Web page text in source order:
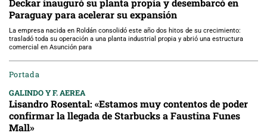
Paraguay para acelerar su expansión
La empresa nacida en Roldán consolidó este año dos hitos de su crecimiento:
trasladó toda su operación a una planta industrial propia y abrió una estructura
comercial en Asunción para
Portada
GALINDO Y F. AEREA
Lisandro Rosental: «Estamos muy contentos de poder
confirmar la llegada de Starbucks a Faustina Funes
Mall»